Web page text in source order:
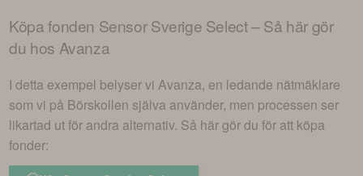
Köpa fonden Sensor Sverige Select– Så här gör
du hos Avanza
I detta exempel belyser vi Avanza, en ledande nätmäklare
som vi på Börskollen själva använder, men processen ser
likartad ut för andra alternativ. Så här gör du för att köpa
fonder: